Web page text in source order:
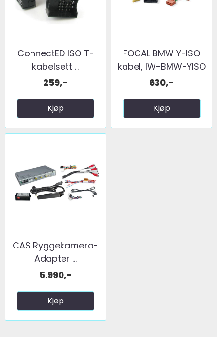
ConnectED ISO T-
kabelsett ...
259,-
Kjøp
FOCAL BMW Y-ISO
kabel, IW-BMW-YISO
630,-
Kjøp
CAS Ryggekamera-
Adapter ...
5.990,-
Kjøp